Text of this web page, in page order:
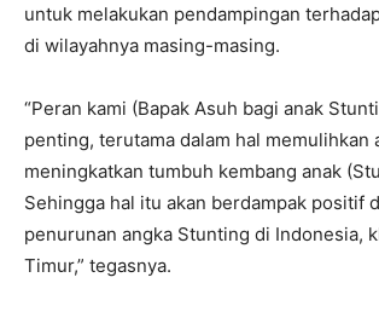
untuk melakukan pendampingan
di wilayahnya masing-masing.
“Peran kami (Bapak Asuh bagi anak
penting, terutama dalam hal memulihkan
meningkatkan tumbuh kembang anak
Sehingga hal itu akan berdampak positif
penurunan angka Stunting di Indonesia,
Timur,” tegasnya.